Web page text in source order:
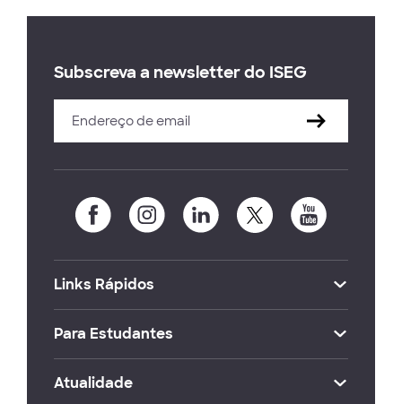
Subscreva a newsletter do ISEG
Links Rápidos
Para Estudantes
Atualidade